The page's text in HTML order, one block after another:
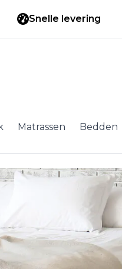
Snelle levering
Matrassen Bedden